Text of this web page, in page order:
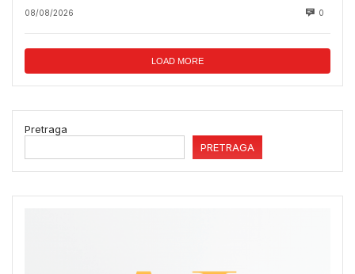
08/08/2026 0
LOAD MORE
Pretraga
PRETRAGA